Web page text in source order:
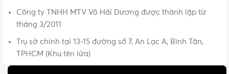
Công ty TNHH MTV Võ Hải Dương được thành lập từ
tháng 3/2011
Trụ sở chính tại 13-15 đường số 7, An Lạc A, Bình Tân,
TPHCM (Khu tên lửa)